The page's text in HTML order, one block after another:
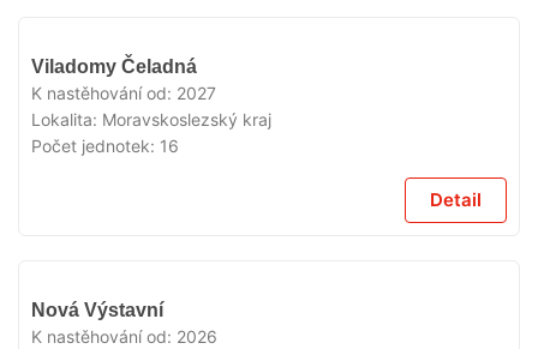
Viladomy Čeladná
K nastěhování od: 2027
Lokalita: Moravskoslezský kraj
Počet jednotek: 16
Detail
Nová Výstavní
K nastěhování od: 2026